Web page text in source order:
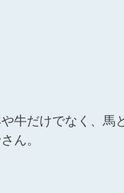
牛だけでなく、馬
ん。